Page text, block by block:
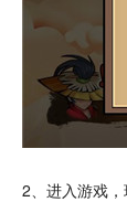
2、进入游戏，